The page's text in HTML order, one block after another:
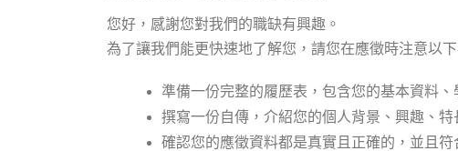
您好，感謝您對我們的職缺有興趣。
為了讓我們能更快速地了解您，請您在應徵時注意以下
準備一份完整的履歷表，包含您的基本資料
撰寫一份自傳，介紹您的個人背景、興趣、
確認您的應徵資料都是真實且正確的，並且